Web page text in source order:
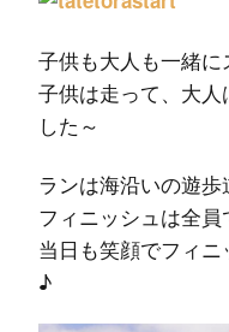
子供も大人も一緒に
子供は走って、大
した～
ランは海沿いの遊歩
フィニッシュは全員
当日も笑顔でフィ
♪